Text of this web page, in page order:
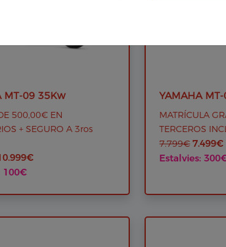
MT-09 35Kw
500,00€ EN
+ SEGURO A 3ros
100€
YAMAHA
MATRÍCULA
TERCEROS
7.799€ 7.499€
Estalvies: